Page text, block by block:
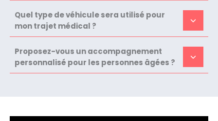
Quel type de véhicule sera utilisé pour
mon trajet médical ?
Proposez-vous un accompagnement
personnalisé pour les personnes âgées ?